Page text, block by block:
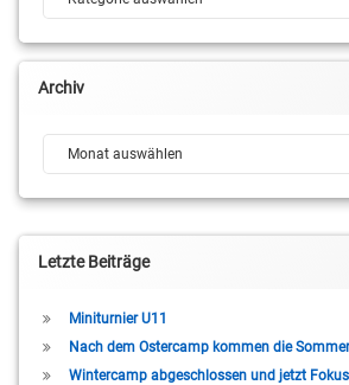
Archiv
Archiv
Letzte Beiträge
Miniturnier U11
Nach dem Ostercamp kommen die
Wintercamp abgeschlossen und jetzt